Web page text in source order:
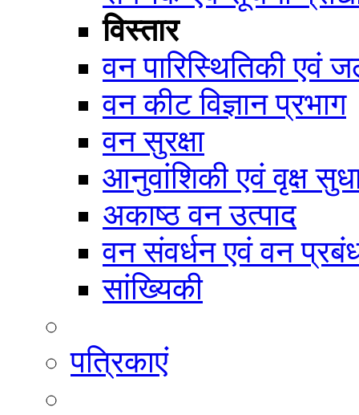
विस्तार
वन पारिस्थितिकी एवं
वन कीट विज्ञान प्रभाग
वन सुरक्षा
आनुवांशिकी एवं वृक्ष
अकाष्ठ वन उत्पाद
वन संवर्धन एवं वन
सांख्यिकी
पत्रिकाएं